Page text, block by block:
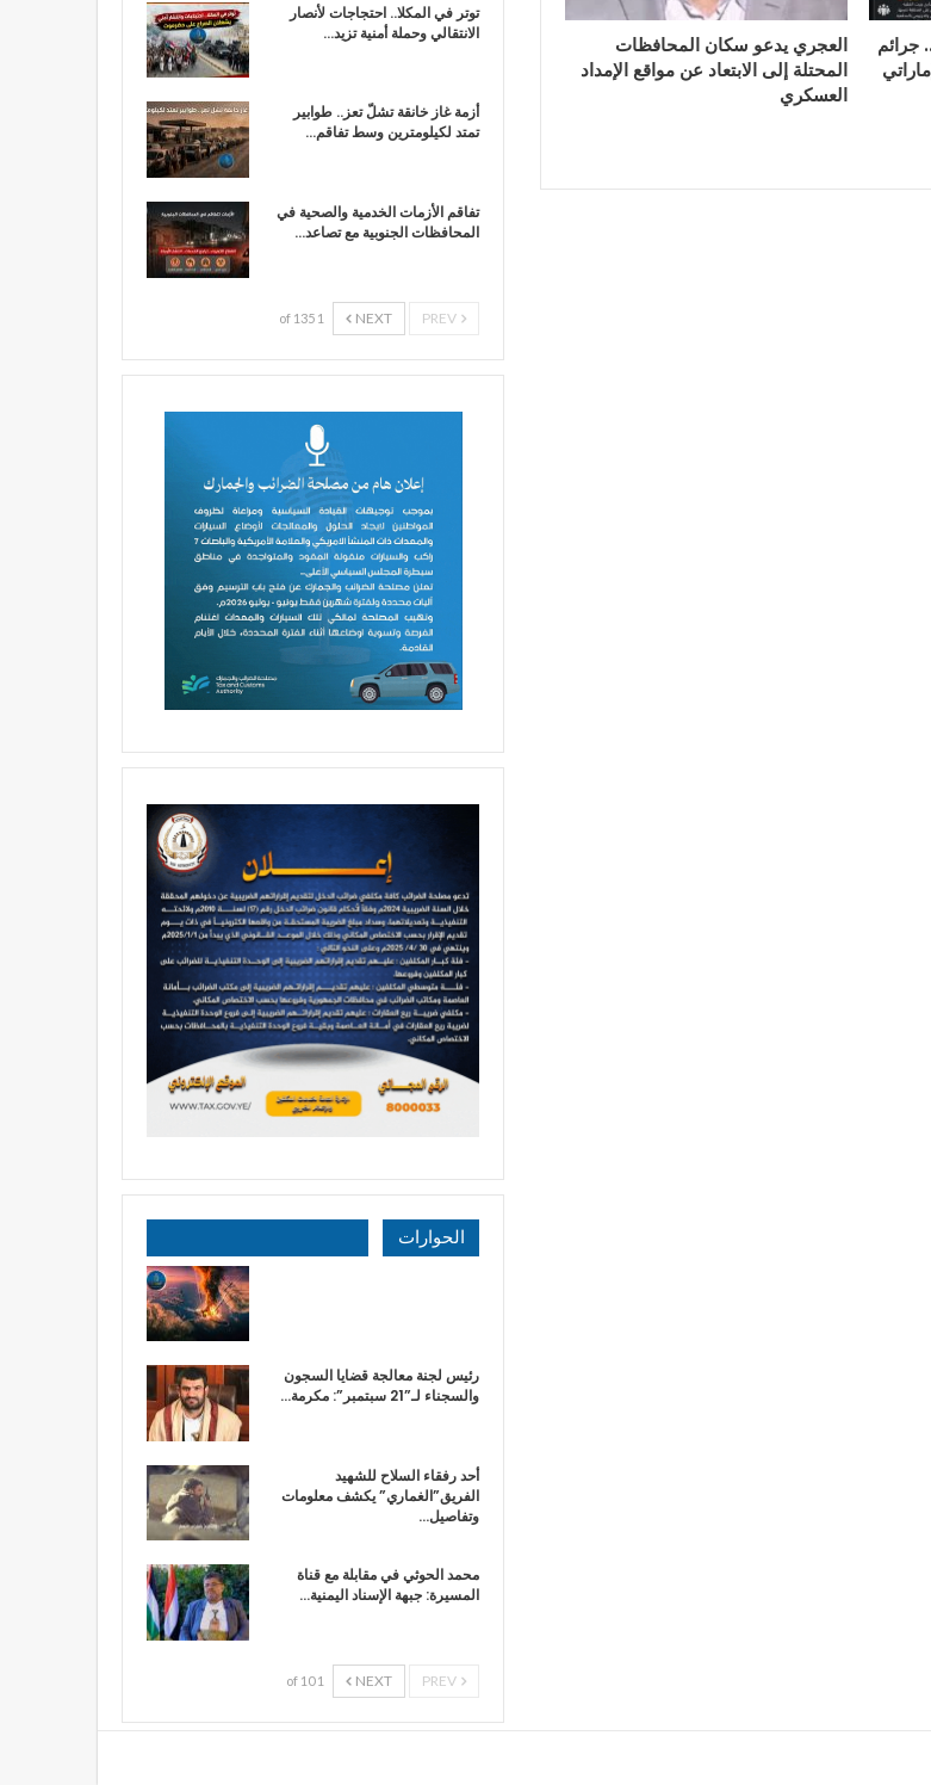
.. جرائم
العجري يدعو سكان المحافظات
المحتلة إلى الابتعاد عن مواقع الإمداد
العسكري
توتر في المكلا.. احتجاجات لأنصار
الانتقالي وحملة أمنية تزيد…
أزمة غاز خانقة تشلّ تعز.. طوابير
تمتد لكيلومترين وسط تفاقم…
تفاقم الأزمات الخدمية والصحية في
المحافظات الجنوبية مع تصاعد…
NEXT
1 of 135
الحوارات
رئيس لجنة معالجة قضايا السجون
والسجناء لـ”21 سبتمبر”: مكرمة…
أحد رفقاء السلاح للشهيد
الفريق”الغماري” يكشف معلومات
وتفاصيل…
محمد الحوثي في مقابلة مع قناة
المسيرة: جبهة الإسناد اليمنية…
NEXT
1 of 10